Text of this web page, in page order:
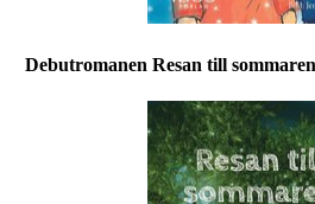
Debutromanen Resan till